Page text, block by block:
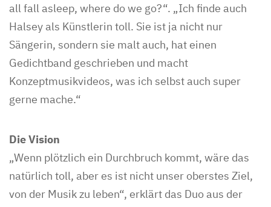
all fall asleep, where do we go?“. „Ich finde auch
Halsey als Künstlerin toll. Sie ist ja nicht nur
Sängerin, sondern sie malt auch, hat einen
Gedichtband geschrieben und macht
Konzeptmusikvideos, was ich selbst auch super
gerne mache.“
Die Vision
„Wenn plötzlich ein Durchbruch kommt, wäre das
natürlich toll, aber es ist nicht unser oberstes Ziel,
von der Musik zu leben“, erklärt das Duo aus der